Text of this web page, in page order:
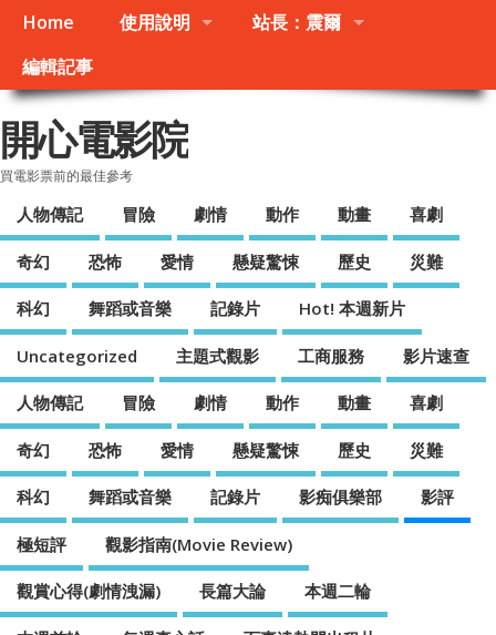
Home 使用說明
站長：震爾
編輯記事
開心電影院
買電影票前的最佳參考
人物傳記 冒險 劇情 動作 動畫 喜劇
奇幻 恐怖 愛情 懸疑驚悚 歷史 災難
科幻 舞蹈或音樂 記錄片 Hot! 本週新片
Uncategorized 主題式觀影 工商服務 影片速查
人物傳記 冒險 劇情 動作 動畫 喜劇
奇幻 恐怖 愛情 懸疑驚悚 歷史 災難
科幻 舞蹈或音樂 記錄片 影痴俱樂部 影評
極短評 觀影指南(Movie Review)
觀賞心得(劇情洩漏) 長篇大論 本週二輪